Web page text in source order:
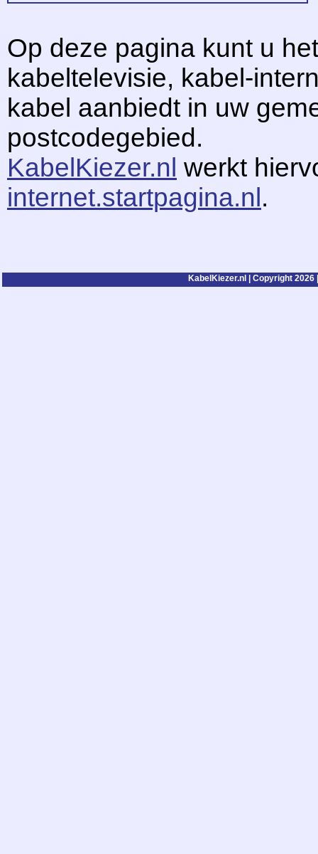
Op deze pagina kunt u
kabeltelevisie, kabel-
kabel aanbiedt in uw
postcodegebied.
KabelKiezer.nl werkt
internet.startpagina.nl.
KabelKiezer.nl | Copyright 2026